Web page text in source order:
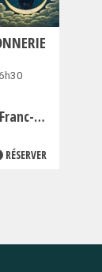
RÉSERVER